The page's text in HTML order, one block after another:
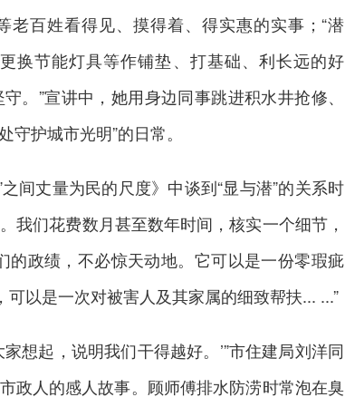
老百姓看得见、摸得着、得实惠的实事；“潜
换节能灯具等作铺垫、打基础、利长远的好
。”宣讲中，她用身边同事跳进积水井抢修、
护城市光明”的日常。
间丈量为民的尺度》中谈到“显与潜”的关系时
我们花费数月甚至数年时间，核实一个细节，
的政绩，不必惊天动地。它可以是一份零瑕疵
以是一次对被害人及其家属的细致帮扶... ...”
想起，说明我们干得越好。’”市住建局刘洋同
政人的感人故事。顾师傅排水防涝时常泡在臭